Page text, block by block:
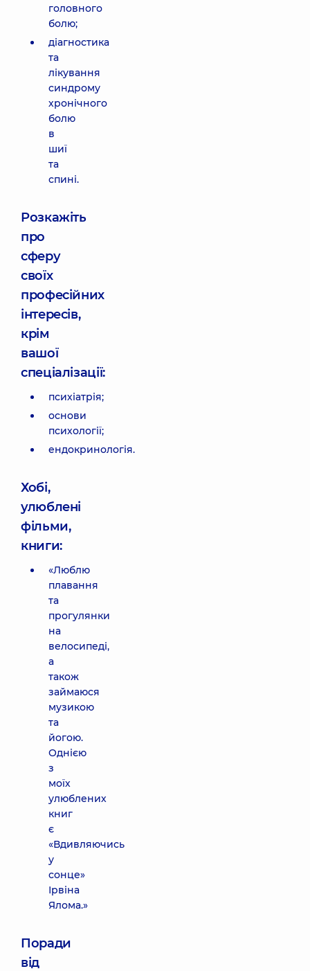
головного
болю;
діагностика
та
лікування
синдрому
хронічного
болю
в
шиї
та
спині.
Розкажіть
про
сферу
своїх
професійних
інтересів,
крім
вашої
спеціалізації:
психіатрія;
основи
психології;
ендокринологія.
Хобі,
улюблені
фільми,
книги:
«Люблю
плавання
та
прогулянки
на
велосипеді,
а
також
займаюся
музикою
та
йогою.
Однією
з
моїх
улюблених
книг
є
«Вдивляючись
у
сонце»
Ірвіна
Ялома.»
Поради
від